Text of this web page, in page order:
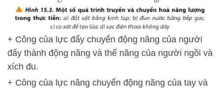
+ Công của lực đẩy chuyển động năng của người
đẩy thành động năng và thế năng của người ngồi và
xích đu.
+ Công của lực nâng chuyển động năng của tay và